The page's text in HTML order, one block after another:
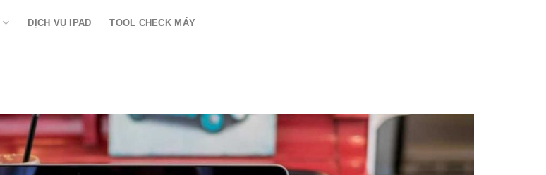
DỊCH VỤ IPAD TOOL CHECK MÁY